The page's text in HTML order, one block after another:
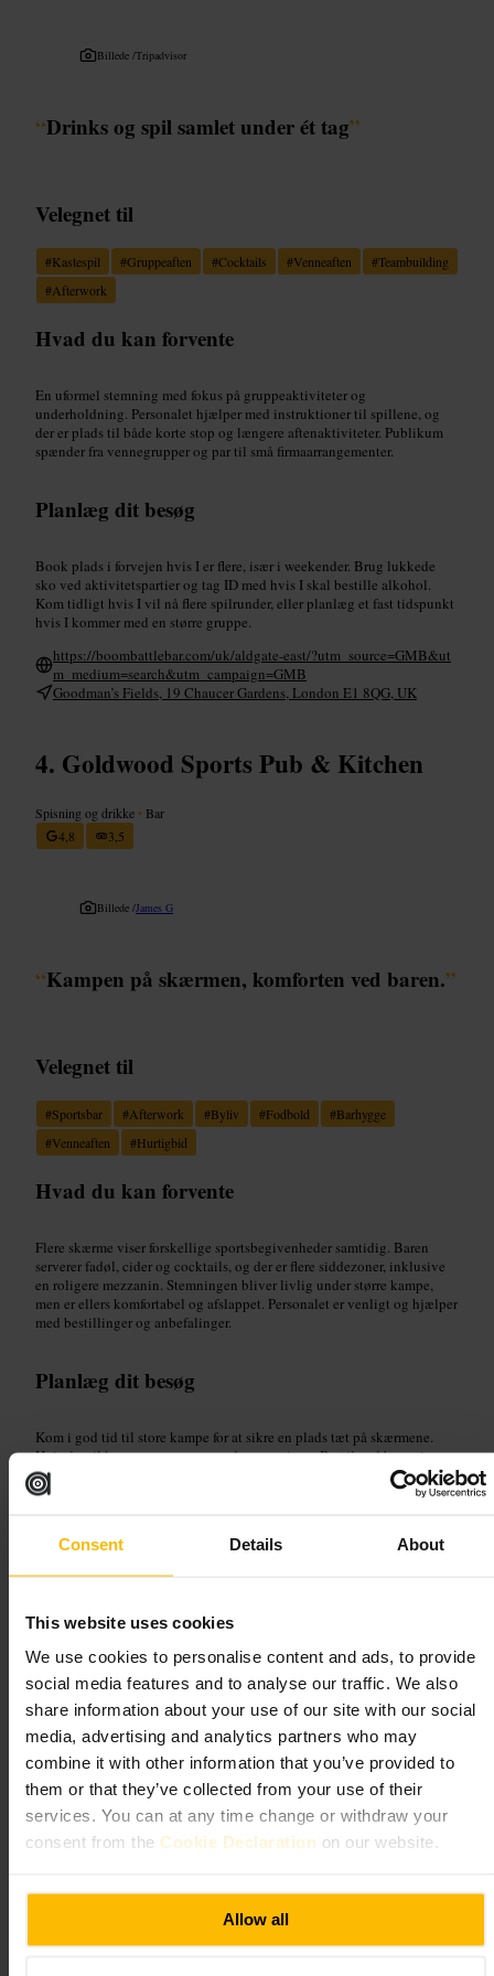
Consent Details About
This website uses cookies
We use cookies to personalise content and ads, to provide
social media features and to analyse our traffic. We also
share information about your use of our site with our social
media, advertising and analytics partners who may
combine it with other information that you’ve provided to
them or that they’ve collected from your use of their
services. You can at any time change or withdraw your
consent from the Cookie Declaration on our website.
Allow all
Billede /Tripadvisor
“Drinks og spil samlet under ét tag”
Velegnet til
#Kastespil #Gruppeaften #Cocktails #Venneaften #Teambuilding
#Afterwork
Hvad du kan forvente
En uformel stemning med fokus på gruppeaktiviteter og
underholdning. Personalet hjælper med instruktioner til spillene, og
der er plads til både korte stop og længere aftenaktiviteter. Publikum
spænder fra vennegrupper og par til små firmaarrangementer.
Planlæg dit besøg
Book plads i forvejen hvis I er flere, især i weekender. Brug lukkede
sko ved aktivitetspartier og tag ID med hvis I skal bestille alkohol.
Kom tidligt hvis I vil nå flere spilrunder, eller planlæg et fast tidspunkt
hvis I kommer med en større gruppe.
https://boombattlebar.com/uk/aldgate-east/?utm_source=GMB&ut
m_medium=search&utm_campaign=GMB
Goodman’s Fields, 19 Chaucer Gardens, London E1 8QG, UK
Goldwood Sports Pub & Kitchen
Spisning og drikke • Bar
4,8
3,5
Billede /James G
“Kampen på skærmen, komforten ved baren.”
Velegnet til
#Sportsbar #Afterwork #Byliv #Fodbold #Barhygge
#Venneaften #Hurtigbid
Hvad du kan forvente
Flere skærme viser forskellige sportsbegivenheder samtidig. Baren
serverer fadøl, cider og cocktails, og der er flere siddezoner, inklusive
en roligere mezzanin. Stemningen bliver livlig under større kampe,
men er ellers komfortabel og afslappet. Personalet er venligt og hjælper
med bestillinger og anbefalinger.
Planlæg dit besøg
Kom i god tid til store kampe for at sikre en plads tæt på skærmene.
Hvis du vil have mere ro, søg mod mezzaninen. Bestil ved baren i
travle perioder. Perfekt til en hurtig øl efter arbejde, et uformelt
forretningsmøde eller en aften med venner.
_medium=organic&utm_campaign=google+business+profile
Three Tuns Aldgate
Spisning og drikke•Bar
4,5
4,5
Billede /DesignMyNight
“En afslappet nabolagsbar i Aldgate med god
stemning om aftenen.”
Velegnet til